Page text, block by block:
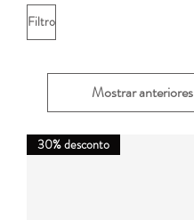
Filtro
Mostrar anteriores
30% desconto